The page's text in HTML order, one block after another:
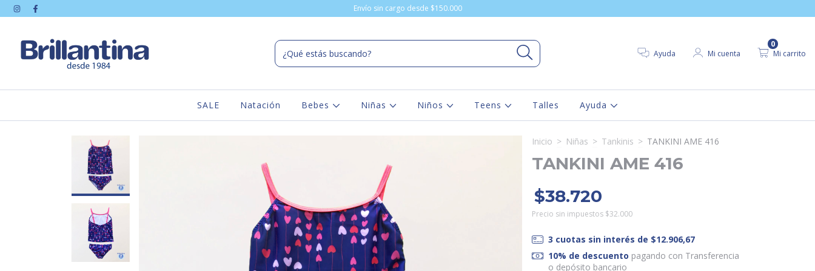
Envío sin cargo desde $150.000
Ayuda Mi cuenta Mi carrito
0
SALE Natación Bebes Niñas Niños Teens Talles Ayuda
Inicio > Niñas > Tankinis > TANKINI AME 416
TANKINI AME 416
$38.720
Precio sin impuestos $32.000
3 cuotas sin interés de $12.906,67
10% de descuento pagando con Transferencia
o depósito bancario